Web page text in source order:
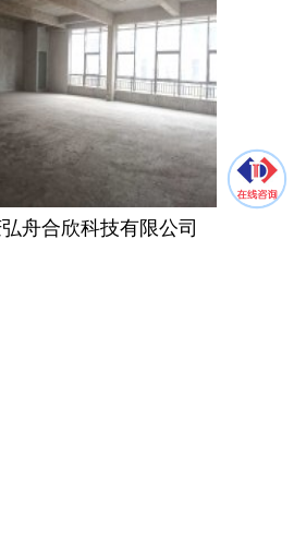
舟合欣科技有限公司